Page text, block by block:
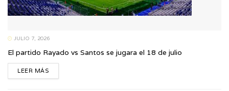
JULIO 7, 2026
El partido Rayado vs Santos se jugara el 18 de julio
LEER MÁS